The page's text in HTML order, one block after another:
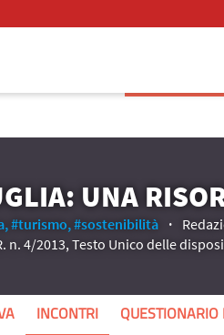
UNA
#turismo,#sostenibilità
n. 4/2013, Testo Unico delle
INCONTRI